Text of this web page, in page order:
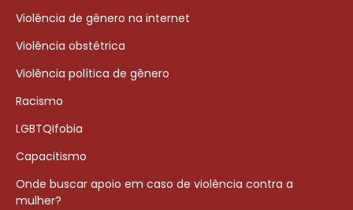
Violência de gênero na internet
Violência obstétrica
Violência política de gênero
Racismo
LGBTQIfobia
Capacitismo
Onde buscar apoio em caso de violência contra a
mulher?